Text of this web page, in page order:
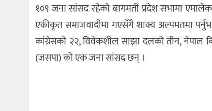
१०९ जना सांसद रहेको बागमती प्रदेश सभामा
एकीकृत समाजवादीमा गएसँगै शाक्य अल्पमतमा
कांग्रेसको २२, विवेकशील साझा दलको तीन, नेपाल
(जसपा) को एक जना सांसद छन् ।